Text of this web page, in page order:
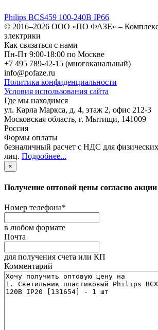
Philips BCS459 100-240В IP66
© 2016–2026 ООО «ПО ФАЗЕ» –
электрики
Как связаться с нами
Пн-Пт 9:00-18:00 по Москве
+7 495 789-42-15 (многоканальный)
info@pofaze.ru
Политика конфиденциальности
Условия использования сайта
Где мы находимся
ул. Карла Маркса, д. 4, этаж 2, офис 212-3
Московская область, г. Мытищи, 141009
Россия
Формы оплаты
безналичный расчет с НДС для
лиц. Подробнее...
×
Получение оптовой цены согласно акции
Номер телефона*
в любом формате
Почта
для получения счета или КП
Комментарий